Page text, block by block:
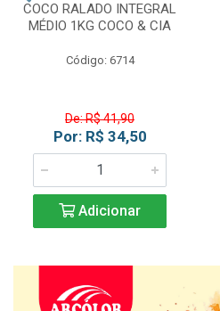
COCO RALADO INTEGRAL
MÉDIO 1KG COCO & CIA
Código: 6714
De: R$ 41,90
Por: R$ 34,50
Adicionar